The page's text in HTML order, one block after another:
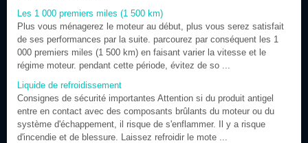
Les 1 000 premiers miles (1 500 km)
Plus vous ménagerez le moteur au début, plus vous serez satisfait
de ses performances par la suite. parcourez par conséquent les 1
000 premiers miles (1 500 km) en faisant varier la vitesse et le
régime moteur. pendant cette période, évitez de so ...
Liquide de refroidissement
Consignes de sécurité importantes Attention si du produit antigel
entre en contact avec des composants brûlants du moteur ou du
système d'échappement, il risque de s'enflammer. Il y a risque
d'incendie et de blessure. Laissez refroidir le mote ...